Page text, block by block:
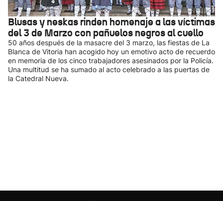
Blusas y neskas rinden homenaje a las víctimas
del 3 de Marzo con pañuelos negros al cuello
50 años después de la masacre del 3 marzo, las fiestas de La
Blanca de Vitoria han acogido hoy un emotivo acto de recuerdo
en memoria de los cinco trabajadores asesinados por la Policía.
Una multitud se ha sumado al acto celebrado a las puertas de
la Catedral Nueva.